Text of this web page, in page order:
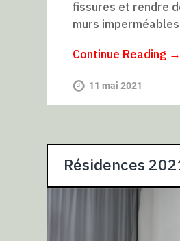
fissures et rendre
murs
Continue Reading →
11 mai 2021
Résidences